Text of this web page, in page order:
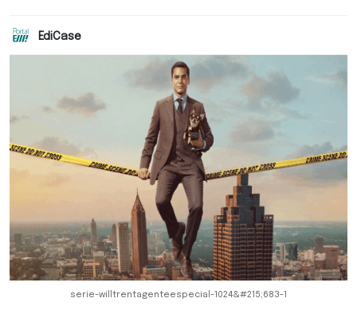
EdiCase
serie-willtrentagenteespecial-1024&#215;683-1